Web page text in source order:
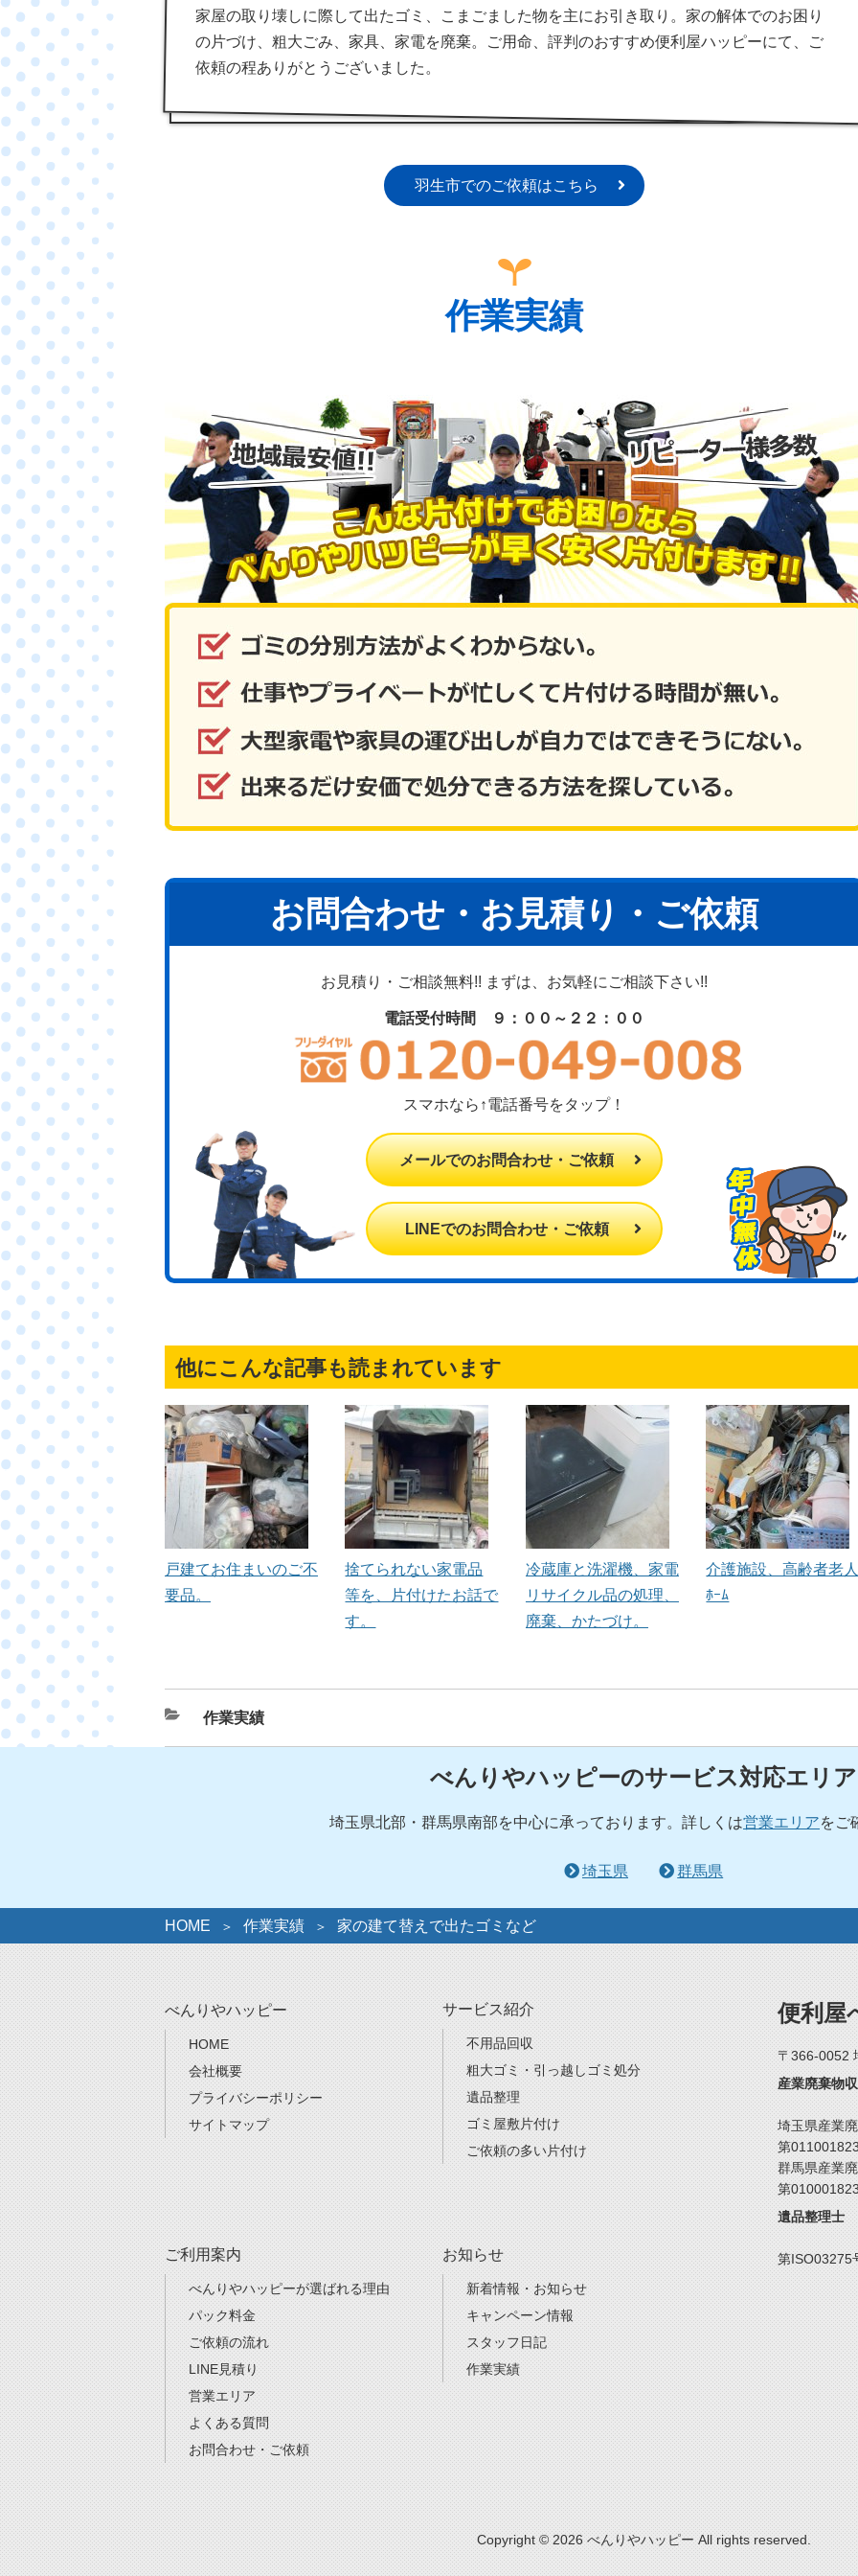
家屋の取り壊しに際して出たゴミ、こまごました物を主にお引き取り。家の解体でのお困り
の片づけ、粗大ごみ、家具、家電を廃棄。ご用命、評判のおすすめ便利屋ハッピーにて、ご
依頼の程ありがとうございました。
羽生市でのご依頼はこちら
作業実績
お問合わせ・お見積り・ご依頼
お見積り・ご相談無料!! まずは、お気軽にご相談下さい!!
電話受付時間 ９：００～２２：００
スマホなら↑電話番号をタップ！
メールでのお問合わせ・ご依頼
LINEでのお問合わせ・ご依頼
他にこんな記事も読まれています
戸建てお住まいのご不
要品。
捨てられない家電品
等を、片付けたお話で
す。
冷蔵庫と洗濯機、家電
リサイクル品の処理、
廃棄、かたづけ。
介護施設、高齢者老
ﾎｰﾑ
カ
テ
作業実績
べんりやハッピーのサービス対応エリア
埼玉県北部・群馬県南部を中心に承っております。詳しくは営業エリアをご
埼玉県 群馬県
HOME 作業実績 家の建て替えで出たゴミなど
べんりやハッピー
HOME
会社概要
プライバシーポリシー
サイトマップ
サービス紹介
不用品回収
粗大ゴミ・引っ越しゴミ処分
遺品整理
ゴミ屋敷片付け
ご依頼の多い片付け
ご利用案内
べんりやハッピーが選ばれる理由
パック料金
ご依頼の流れ
LINE見積り
営業エリア
よくある質問
お問合わせ・ご依頼
お知らせ
新着情報・お知らせ
キャンペーン情報
スタッフ日記
作業実績
便利屋
〒366-0052
産業廃棄物
埼玉県産業
第
群馬県産業
第
遺品整理士
第ISO03275
Copyright © 2026 べんりやハッピー All rights reserved.